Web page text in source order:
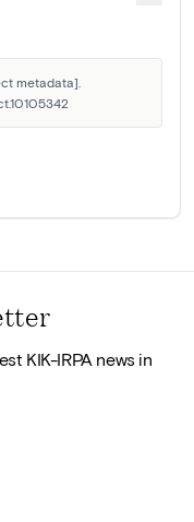
metadata].
KIK-IRPA news in